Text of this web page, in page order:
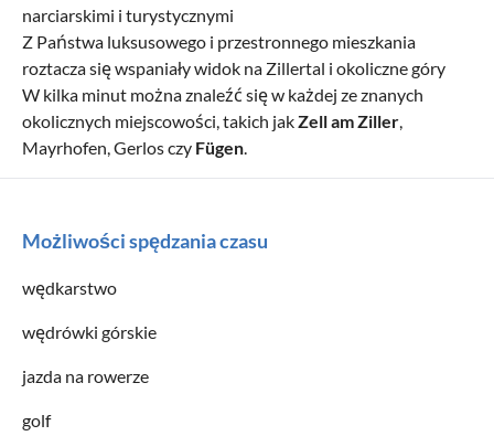
narciarskimi i turystycznymi
Z Państwa luksusowego i przestronnego mieszkania
roztacza się wspaniały widok na Zillertal i okoliczne góry
W kilka minut można znaleźć się w każdej ze znanych
okolicznych miejscowości, takich jakZell am Ziller
Mayrhofen, Gerlos czy Fügen
Możliwości spędzania czasu
wędkarstwo
wędrówki górskie
jazda na rowerze
golf